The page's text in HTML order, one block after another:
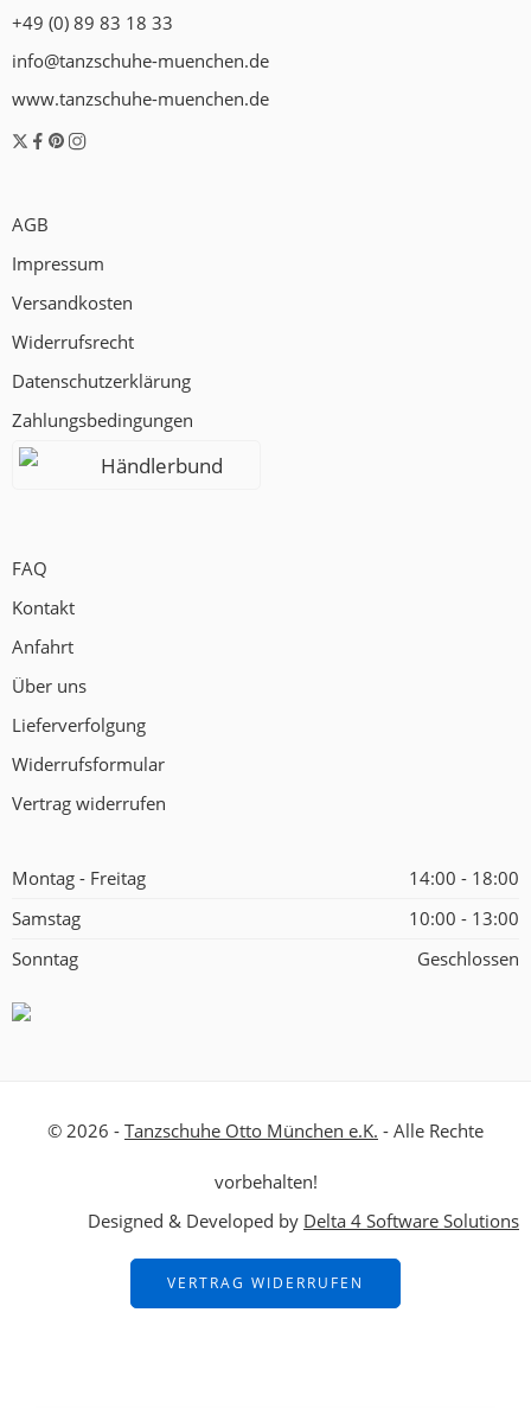
+49 (0) 89 83 18 33
info@tanzschuhe-muenchen.de
www.tanzschuhe-muenchen.de
AGB
Impressum
Versandkosten
Widerrufsrecht
Datenschutzerklärung
Zahlungsbedingungen
Händlerbund
FAQ
Kontakt
Anfahrt
Über uns
Lieferverfolgung
Widerrufsformular
Vertrag widerrufen
Montag - Freitag
14:00 - 18:00
Samstag
10:00 - 13:00
Sonntag
Geschlossen
© 2026 - Tanzschuhe Otto München e.K. - Alle Rechte
vorbehalten!
Designed & Developed by Delta 4 Software Solutions
VERTRAG WIDERRUFEN